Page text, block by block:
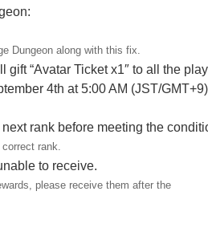
Dungeon along with this fix.
“Avatar Ticket x1″ to all the
4th at 5:00 AM (JST/
rank before meeting the
rank.
to receive.
please receive them after the